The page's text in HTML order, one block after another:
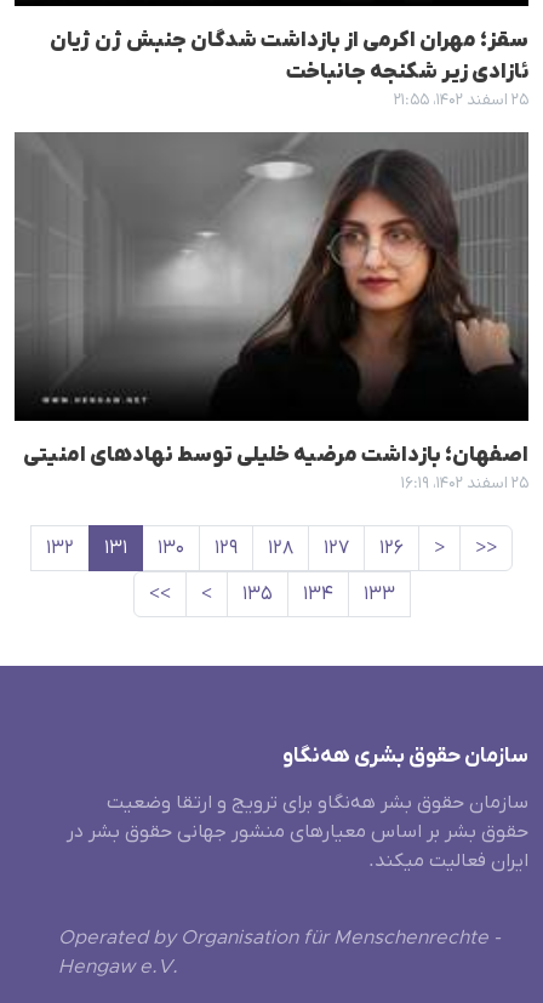
سقز؛ مهران اکرمی از بازداشت شدگان جنبش ژن ژیان
ئازادی زیر شکنجه جانباخت
۲۵ اسفند ۱۴۰۲، ۲۱:۵۵
اصفهان؛ بازداشت مرضیه خلیلی توسط نهادهای امنیتی
۲۵ اسفند ۱۴۰۲، ۱۶:۱۹
<<
< ۱۲۶ ۱۲۷ ۱۲۸ ۱۲۹ ۱۳۰ ۱۳۱
۱۳۲
۱۳۳
۱۳۴ ۱۳۵ >
>>
سازمان حقوق بشری هەنگاو
سازمان حقوق بشر هه‌نگاو برای ترویج و ارتقا وضعیت
حقوق بشر بر اساس معیارهای منشور جهانی حقوق بشر در
ایران فعالیت میکند.
Operated by Organisation für Menschenrechte -
Hengaw e.V.